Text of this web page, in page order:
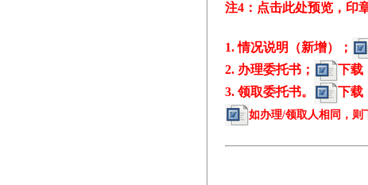
注4： 点击此处预览，印
1. 情况说明（新增）；
2. 办理委托书；
下载
3. 领取委托书。
下载
如办理/领取人相同，则